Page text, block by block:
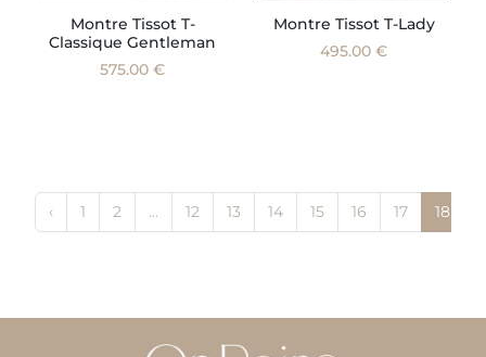
Montre Tissot T-
Classique Gentleman
575.00 €
Montre Tissot T-Lady
495.00 €
‹ 1 2 ... 12 13 14 15 16 17 18